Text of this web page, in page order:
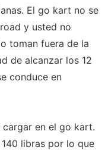
El go kart no se
y usted no
toman fuera de la
de alcanzar los 12
conduce en
en el go kart.
libras por lo que